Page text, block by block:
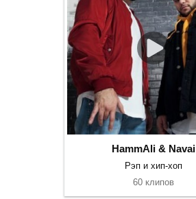
HammAli & Navai
Рэп и хип-хоп
60 клипов